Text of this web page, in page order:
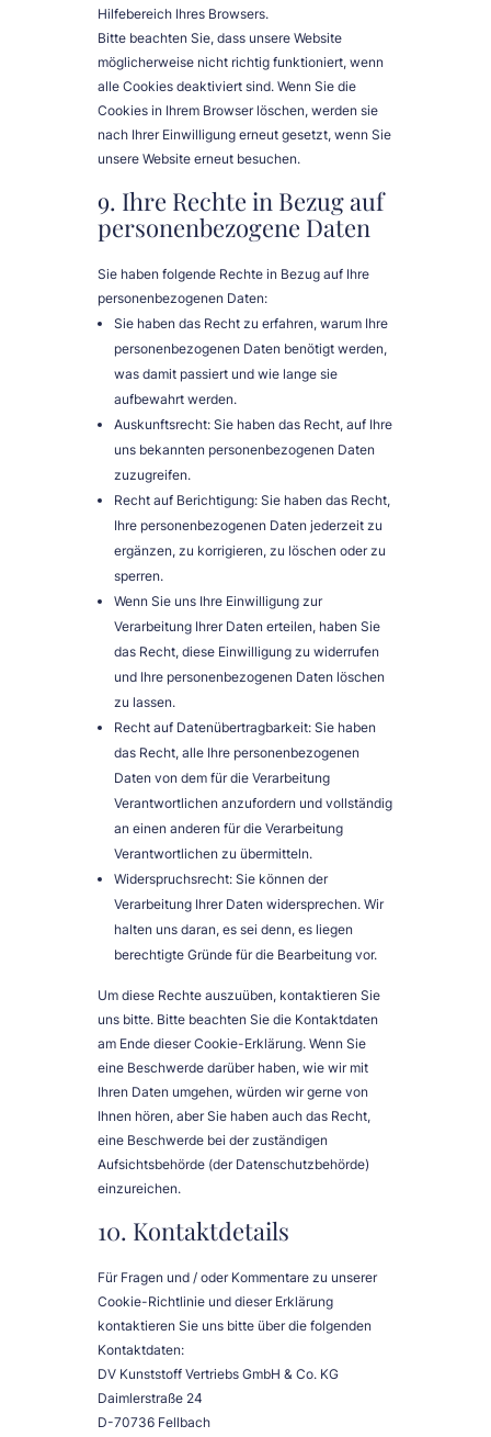
Hilfebereich Ihres Browsers.
Bitte beachten Sie, dass unsere Website
möglicherweise nicht richtig funktioniert, wenn
alle Cookies deaktiviert sind. Wenn Sie die
Cookies in Ihrem Browser löschen, werden sie
nach Ihrer Einwilligung erneut gesetzt, wenn Sie
unsere Website erneut besuchen.
9. Ihre Rechte in Bezug auf
personenbezogene Daten
Sie haben folgende Rechte in Bezug auf Ihre
personenbezogenen Daten:
Sie haben das Recht zu erfahren, warum Ihre
personenbezogenen Daten benötigt werden,
was damit passiert und wie lange sie
aufbewahrt werden.
Auskunftsrecht: Sie haben das Recht, auf Ihre
uns bekannten personenbezogenen Daten
zuzugreifen.
Recht auf Berichtigung: Sie haben das Recht,
Ihre personenbezogenen Daten jederzeit zu
ergänzen, zu korrigieren, zu löschen oder zu
sperren.
Wenn Sie uns Ihre Einwilligung zur
Verarbeitung Ihrer Daten erteilen, haben Sie
das Recht, diese Einwilligung zu widerrufen
und Ihre personenbezogenen Daten löschen
zu lassen.
Recht auf Datenübertragbarkeit: Sie haben
das Recht, alle Ihre personenbezogenen
Daten von dem für die Verarbeitung
Verantwortlichen anzufordern und vollständig
an einen anderen für die Verarbeitung
Verantwortlichen zu übermitteln.
Widerspruchsrecht: Sie können der
Verarbeitung Ihrer Daten widersprechen. Wir
halten uns daran, es sei denn, es liegen
berechtigte Gründe für die Bearbeitung vor.
Um diese Rechte auszuüben, kontaktieren Sie
uns bitte. Bitte beachten Sie die Kontaktdaten
am Ende dieser Cookie-Erklärung. Wenn Sie
eine Beschwerde darüber haben, wie wir mit
Ihren Daten umgehen, würden wir gerne von
Ihnen hören, aber Sie haben auch das Recht,
eine Beschwerde bei der zuständigen
Aufsichtsbehörde (der Datenschutzbehörde)
einzureichen.
10. Kontaktdetails
Für Fragen und / oder Kommentare zu unserer
Cookie-Richtlinie und dieser Erklärung
kontaktieren Sie uns bitte über die folgenden
Kontaktdaten:
DV Kunststoff Vertriebs GmbH & Co. KG
Daimlerstraße 24
D-70736 Fellbach